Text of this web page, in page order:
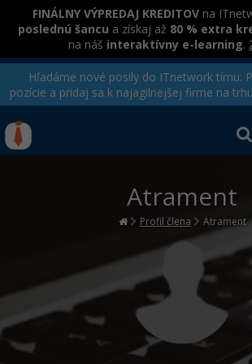
FINÁLNY VÝPREDAJ KREDITOV na
poslednú šancu a získaj až 80 % extra
na náš interaktívny e-learning.
Hľadáme nové posily do ITnetwork tímu.
pozície a pridaj sa k najagilnejšej firme na
Rekvalifikačné kurzy
hradené úradom práce
Kurzy programovania
Ako začať?
C# .NET
Kurzy e-commerce
Testovanie softvéru
Marketing -30%
Kurzy dizajnu
HTML/CSS -80%
Kariéra
RegistrovaťAtrament
Profil člena Atrament